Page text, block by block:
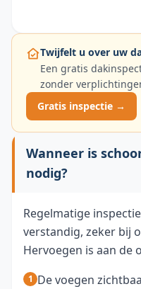
Twijfelt u over uw
Een gratis
zonder
Gratis inspectie →
Wanneer is
nodig?
Regelmatige
verstandig, zeker bij
Hervoegen is aan de
De voegen